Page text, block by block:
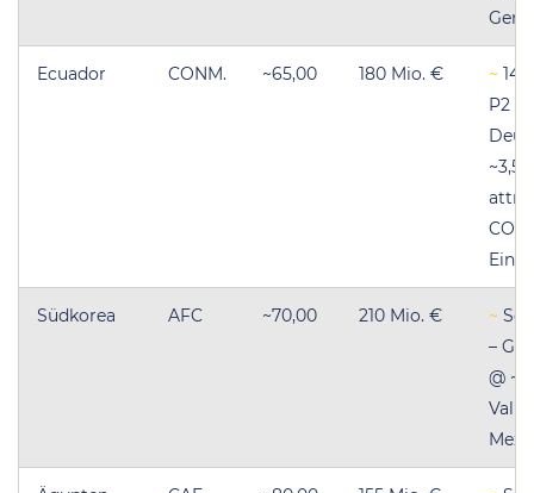
Ecuador CONM. ~65,00 180 Mio. € ~ 14
P2
~3,50
Südkorea AFC ~70,00 210 Mio. € ~
– GS
@